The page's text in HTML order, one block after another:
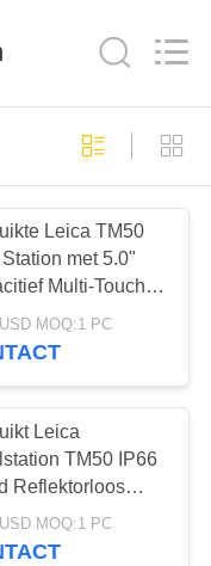
400
47
Leica TM50
met 5.0"
Multi-Touch,
voor
MOQ:1 PC
Leica
TM50 IP66
Reflektorloos
Totaalstation met
voor
MOQ:1 PC